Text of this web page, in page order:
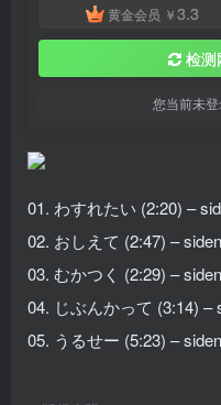
黄金会员 ￥3.3
检测
您当前未
01. わすれたい (2:20) –
02. おしえて (2:47) –
03. むかつく (2:29) –
04. じぶんかって (3:14) –
05. うるせー (5:23) –